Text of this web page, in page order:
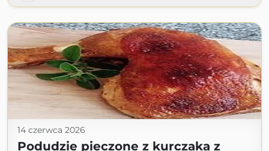
14 czerwca 2026
Podudzie pieczone z kurczaka z